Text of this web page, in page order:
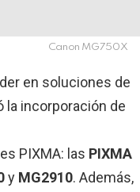
Canon MG750X
en soluciones de
la incorporación de
PIXMA: las PIXMA
y MG2910. Además,